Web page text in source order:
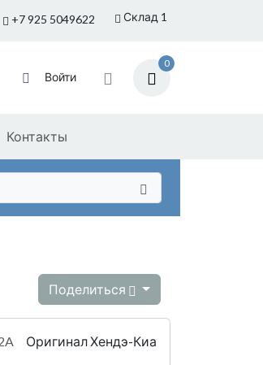
Склад 1
+7 925 5049622
Войти
0
Контакты
Поделиться
Оригинал Хендэ-Киа